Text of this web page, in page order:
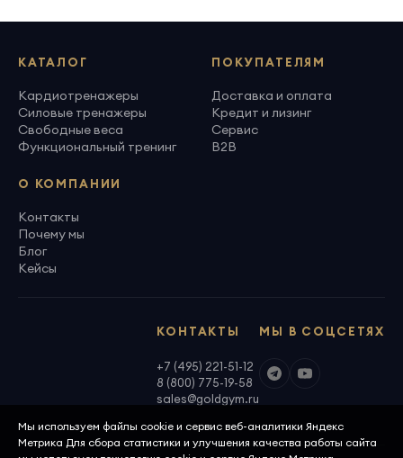
КАТАЛОГ
Кардиотренажеры
Силовые тренажеры
Свободные веса
Функциональный тренинг
ПОКУПАТЕЛЯМ
Доставка и оплата
Кредит и лизинг
Сервис
B2B
О КОМПАНИИ
Контакты
Почему мы
Блог
Кейсы
МЫ В СОЦСЕТЯХ
КОНТАКТЫ
+7 (495) 221-51-12
8 (800) 775-19-58
sales@goldgym.ru
Мы используем файлы cookie и сервис веб-аналитики Яндекс
Метрика Для сбора статистики и улучшения качества работы сайта